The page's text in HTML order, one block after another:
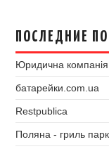
ПОСЛЕДНИЕ
Юридична
батарейки.com.ua
Restpublica
Поляна - гриль парк